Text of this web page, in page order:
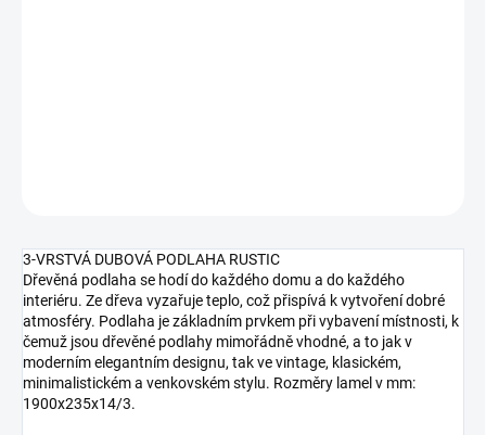
3-VRSTVÁ DUBOVÁ PODLAHA RUSTIC
Dřevěná podlaha se hodí do každého domu a do každého
interiéru. Ze dřeva vyzařuje teplo, což přispívá k vytvoření dobré
atmosféry. Podlaha je základním prvkem při vybavení místnosti, k
čemuž jsou dřevěné podlahy mimořádně vhodné, a to jak v
moderním elegantním designu, tak ve vintage, klasickém,
minimalistickém a venkovském stylu. Rozměry lamel v mm:
1900x235x14/3.